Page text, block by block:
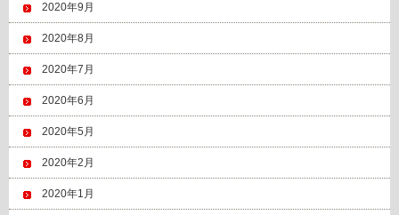
2020年9月
2020年8月
2020年7月
2020年6月
2020年5月
2020年2月
2020年1月